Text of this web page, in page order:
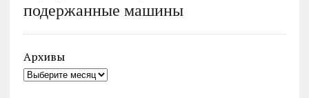
подержанные машины
Архивы